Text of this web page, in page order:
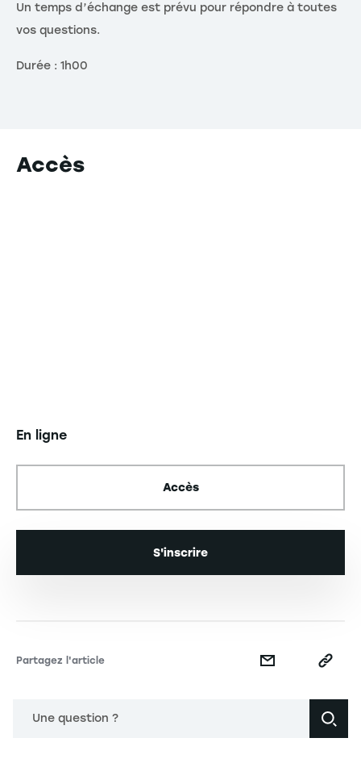
Un temps d’échange est prévu pour répondre à toutes
vos questions.
Durée : 1h00
Accès
En ligne
Accès
S'inscrire
Partagez l'article
Une question ?